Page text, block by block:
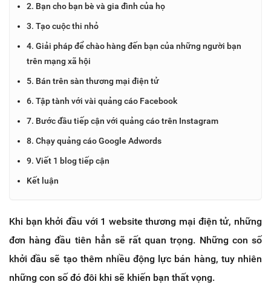
2. Bạn cho bạn bè và gia đình của họ
3. Tạo cuộc thi nhỏ
4. Giải pháp để chào hàng đến bạn của những người bạn
trên mạng xã hội
5. Bán trên sàn thương mại điện tử
6. Tập tành với vài quảng cáo Facebook
7. Bước đầu tiếp cận với quảng cáo trên Instagram
8. Chạy quảng cáo Google Adwords
9. Viết 1 blog tiếp cận
Kết luận
Khi bạn khởi đầu với 1 website thương mại điện tử, những
đơn hàng đầu tiên hẳn sẽ rất quan trọng. Những con số
khởi đầu sẽ tạo thêm nhiều động lực bán hàng, tuy nhiên
những con số đó đôi khi sẽ khiến bạn thất vọng.